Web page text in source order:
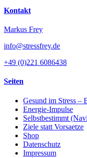
Kontakt
Markus Frey
info@stressfrey.de
+49 (0)221 6086438
Seiten
Gesund im Stress –
Energie-Impulse
Selbstbestimmt
Ziele statt Vorsaetze
Shop
Datenschutz
Impressum